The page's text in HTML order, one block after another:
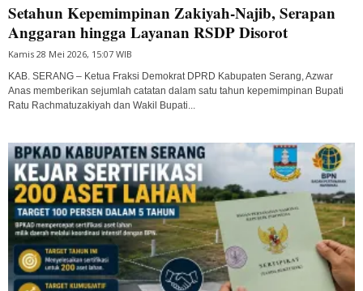
Setahun Kepemimpinan Zakiyah-Najib, Serapan
Anggaran hingga Layanan RSDP Disorot
Kamis 28 Mei 2026, 15:07 WIB
KAB. SERANG – Ketua Fraksi Demokrat DPRD Kabupaten Serang, Azwar
Anas memberikan sejumlah catatan dalam satu tahun kepemimpinan Bupati
Ratu Rachmatuzakiyah dan Wakil Bupati...